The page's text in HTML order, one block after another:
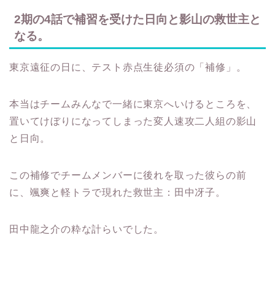
2期の4話で補習を受けた日向と影山の救世主と
なる。
東京遠征の日に、テスト赤点生徒必須の「補修」。
本当はチームみんなで一緒に東京へいけるところを、
置いてけぼりになってしまった変人速攻二人組の影山
と日向。
この補修でチームメンバーに後れを取った彼らの前
に、颯爽と軽トラで現れた救世主：田中冴子。
田中龍之介の粋な計らいでした。